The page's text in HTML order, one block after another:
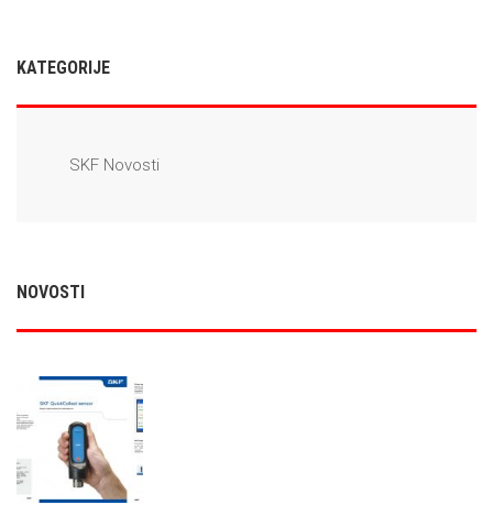
KATEGORIJE
SKF Novosti
NOVOSTI